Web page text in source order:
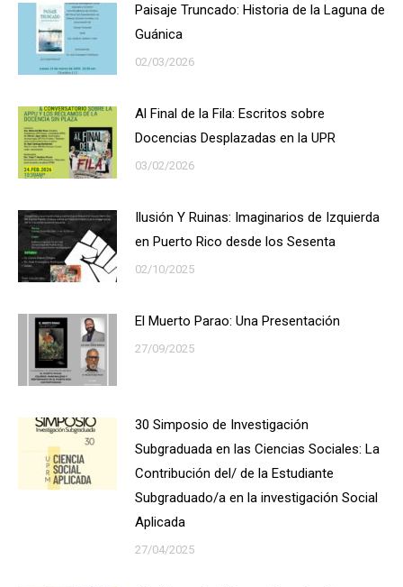
Paisaje Truncado: Historia de la Laguna de
Guánica
02/03/2026
Al Final de la Fila: Escritos sobre
Docencias Desplazadas en la UPR
03/02/2026
Ilusión Y Ruinas: Imaginarios de Izquierda
en Puerto Rico desde los Sesenta
02/10/2025
El Muerto Parao: Una Presentación
27/09/2025
30 Simposio de Investigación
Subgraduada en las Ciencias Sociales: La
Contribución del/ de la Estudiante
Subgraduado/a en la investigación Social
Aplicada
27/04/2025